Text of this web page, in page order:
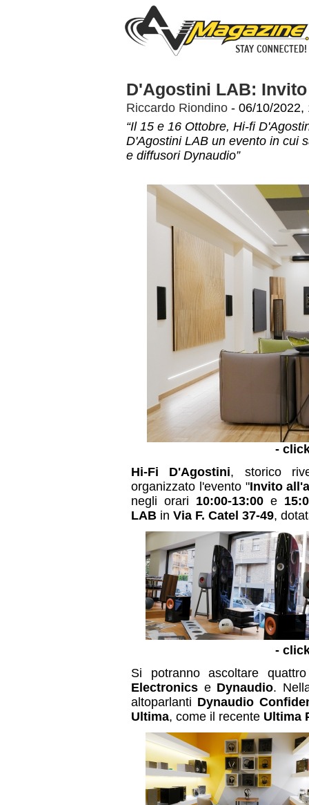
D'Agostini LAB:
Riccardo Riondino - 06/10/2022,
“Il 15 e 16 Ottobre, Hi-fi
D'Agostini LAB un evento in cui
e diffusori Dynaudio”
-
Hi-Fi D'Agostini, storico
organizzato l'evento "Invito
negli orari 10:00-13:00 e
LAB in Via F. Catel 37-49,
-
Si potranno ascoltare
Electronics e Dynaudio.
altoparlanti Dynaudio
Ultima, come il recente Ultima